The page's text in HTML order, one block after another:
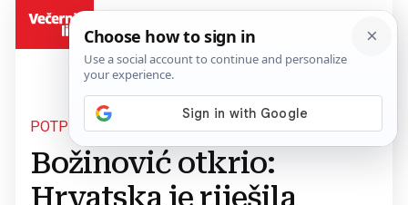
POTPREDSJEDNIK VLADE RH
Božinović otkrio:
Hrvatska je riješila